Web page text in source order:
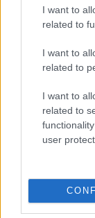
I want to
related to
I want to
related to
I want to
related to
user
Los 10
Japón
Las 10
Japón